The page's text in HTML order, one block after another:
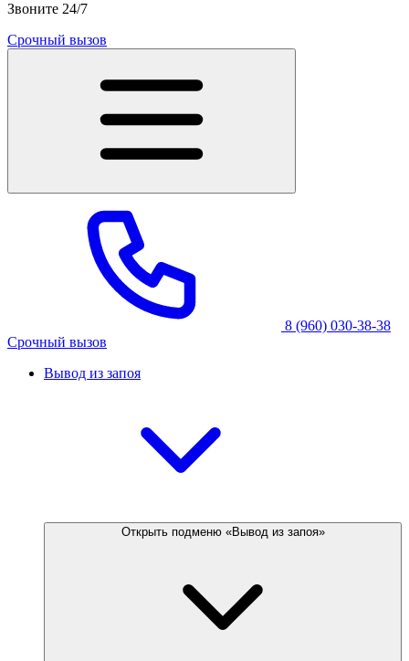
Звоните 24/7
Срочный вызов
8 (960) 030-38-38
Срочный вызов
Вывод из запоя
Открыть подменю «Вывод из запоя»